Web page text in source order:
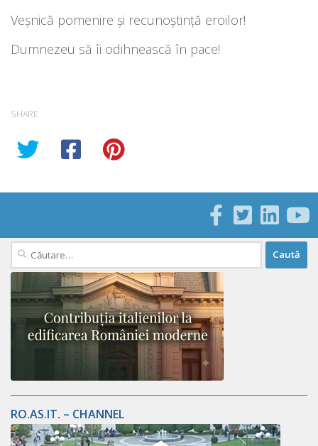
Veșnică pomenire și recunoștință eroilor!
Dumnezeu să îi odihnească în pace!
SHARE
Caută
după:
RO.AS.IT. – CHANNEL